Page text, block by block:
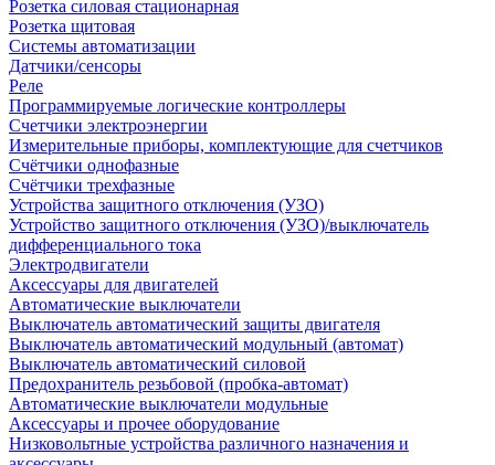
Розетка силовая стационарная
Розетка щитовая
Системы автоматизации
Датчики/сенсоры
Реле
Программируемые логические контроллеры
Счетчики электроэнергии
Измерительные приборы, комплектующие для счетчиков
Счётчики однофазные
Счётчики трехфазные
Устройства защитного отключения (УЗО)
Устройство защитного отключения (УЗО)/выключатель
дифференциального тока
Электродвигатели
Аксессуары для двигателей
Автоматические выключатели
Выключатель автоматический защиты двигателя
Выключатель автоматический модульный (автомат)
Выключатель автоматический силовой
Предохранитель резьбовой (пробка-автомат)
Автоматические выключатели модульные
Аксессуары и прочее оборудование
Низковольтные устройства различного назначения и